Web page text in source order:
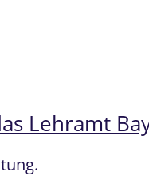
Lehramt